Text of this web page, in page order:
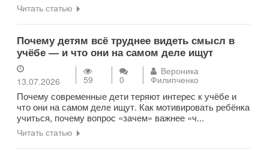
Читать статью
Почему детям всё труднее видеть смысл в
учёбе — и что они на самом деле ищут
13.07.2026 59 0
Вероника
Филипченко
Почему современные дети теряют интерес к учёбе и
что они на самом деле ищут. Как мотивировать ребёнка
учиться, почему вопрос «зачем» важнее «ч...
Читать статью